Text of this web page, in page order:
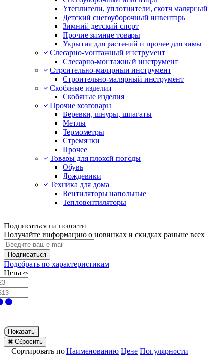
Утеплители, уплотнители, скотч малярный
Детский снегоуборочный инвентарь
Зимний детский спорт
Прочие зимние товары
Укрытия для растений и прочее для зимы
Слесарно-монтажный инструмент
Слесарно-монтажный инструмент
Строительно-малярный инструмент
Строительно-малярный инструмент
Скобяные изделия
Скобяные изделия
Прочие хозтовары
Веревки, шнуры, шпагаты
Метлы
Термометры
Стремянки
Прочее
Товары для плохой погоды
Обувь
Дождевики
Техника для дома
Вентиляторы напольные
Тепловентиляторы
Подписаться на новости
Получайте информацию о новинках и скидках раньше всех
Подписаться
Подобрать по характеристикам
Цена
Показать
Сбросить
Сортировать по Наименованию Цене Популярности